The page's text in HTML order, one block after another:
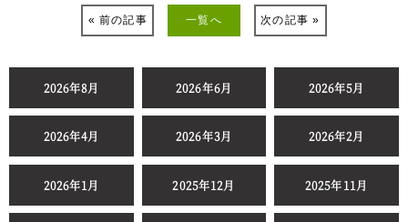
« 前の記事 一覧へ 次の記事 »
2026年8月 2026年6月 2026年5月
2026年4月 2026年3月 2026年2月
2026年1月 2025年12月 2025年11月